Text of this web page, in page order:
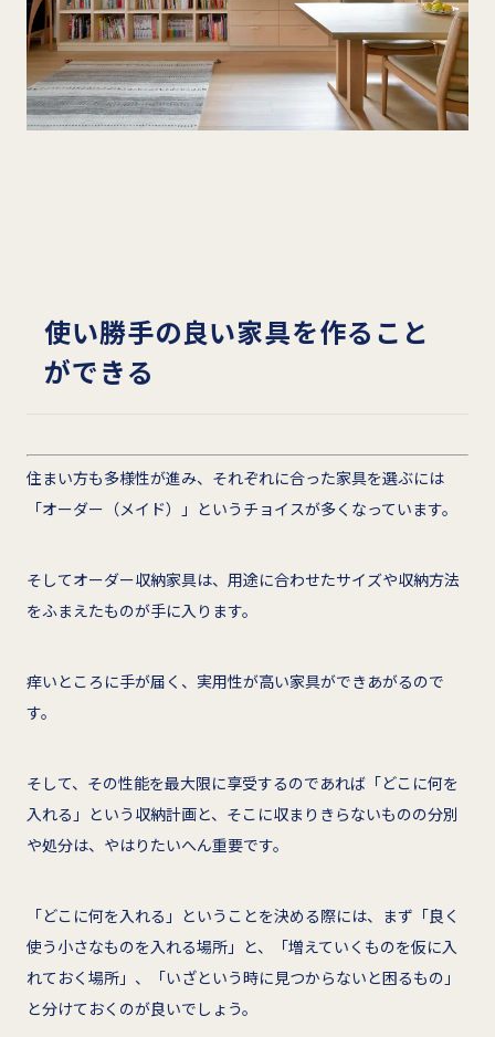
使い勝手の良い家具を作ること
ができる
住まい方も多様性が進み、それぞれに合った家具を選ぶには
「オーダー（メイド）」というチョイスが多くなっています。
そしてオーダー収納家具は、用途に合わせたサイズや収納方法
をふまえたものが手に入ります。
痒いところに手が届く、実用性が高い家具ができあがるので
す。
そして、その性能を最大限に享受するのであれば「どこに何を
入れる」という収納計画と、そこに収まりきらないものの分別
や処分は、やはりたいへん重要です。
「どこに何を入れる」ということを決める際には、まず「良く
使う小さなものを入れる場所」と、「増えていくものを仮に入
れておく場所」、「いざという時に見つからないと困るもの」
と分けておくのが良いでしょう。